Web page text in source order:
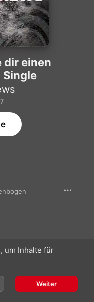
dir einen
Single
license to Electrola, a
um Inhalte für
Weiter